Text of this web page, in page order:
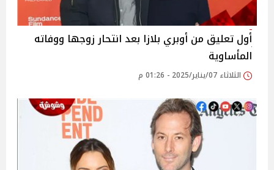
أول تعليق من أوبري بلازا بعد انتحار زوجها ووفاته
المأساوية
الثلاثاء 07/يناير/2025 - 01:26 م